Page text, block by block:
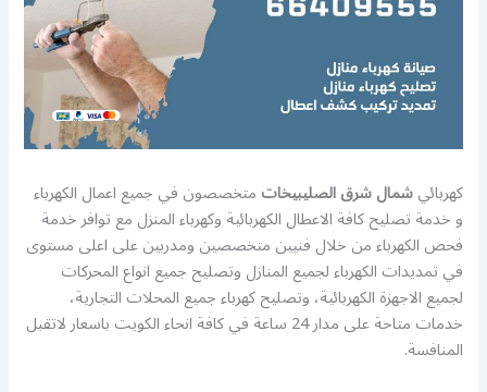
كهربائيشمال شرق الصليبيخاتمتخصصون في جميع اعمال الكهرباء
و خدمة تصليح كافة الاعطال الكهربائية وكهرباء المنزل مع توافر خدمة
فحص الكهرباء من خلال فنيين متخصصين ومدربين على اعلى مستوى
في تمديدات الكهرباء لجميع المنازل وتصليح جميع انواع المحركات
لجميع الاجهزة الكهربائية، وتصليح كهرباء جميع المحلات التجارية،
خدمات متاحة على مدار 24 ساعة في كافة انحاء الكويت باسعار لاتقبل
المنافسة.